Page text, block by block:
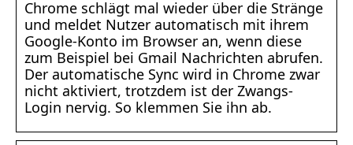
Chrome schlägt mal wieder über die Stränge
und meldet Nutzer automatisch mit ihrem
Google-Konto im Browser an, wenn diese
zum Beispiel bei Gmail Nachrichten abrufen.
Der automatische Sync wird in Chrome zwar
nicht aktiviert, trotzdem ist der Zwangs-
Login nervig. So klemmen Sie ihn ab.